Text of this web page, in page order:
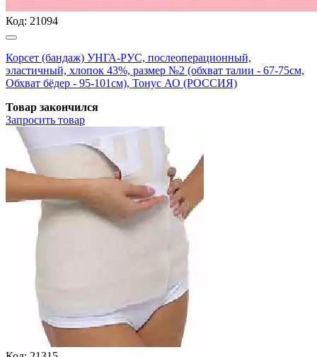
Код: 21094
Корсет (бандаж) УНГА-РУС, послеоперационный,
эластичный, хлопок 43%, размер №2 (обхват талии - 67-75см,
Обхват бёдер - 95-101см), Тонус АО (РОССИЯ)
Товар закончился
Запросить товар